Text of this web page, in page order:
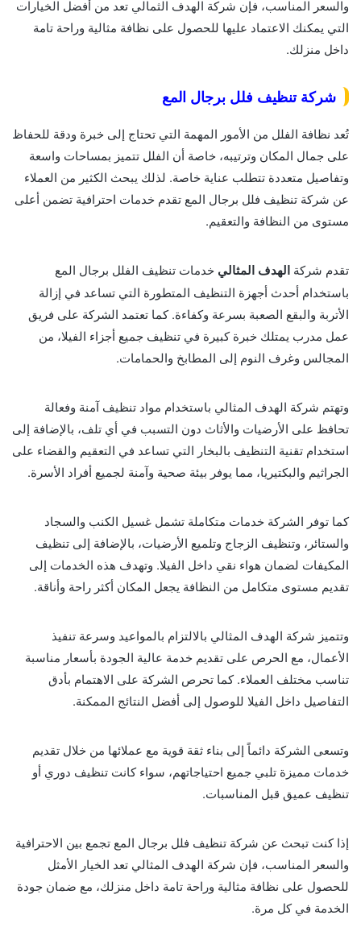
والسعر المناسب، فإن شركة الهدف الثمالي تعد من أفضل الخيارات
التي يمكنك الاعتماد عليها للحصول على نظافة مثالية وراحة تامة
داخل منزلك.
شركة تنظيف فلل برجال المع
تُعد نظافة الفلل من الأمور المهمة التي تحتاج إلى خبرة ودقة للحفاظ
على جمال المكان وترتيبه، خاصة أن الفلل تتميز بمساحات واسعة
وتفاصيل متعددة تتطلب عناية خاصة. لذلك يبحث الكثير من العملاء
عن شركة تنظيف فلل برجال المع تقدم خدمات احترافية تضمن أعلى
مستوى من النظافة والتعقيم.
تقدم شركة الهدف المثالي خدمات تنظيف الفلل برجال المع
باستخدام أحدث أجهزة التنظيف المتطورة التي تساعد في إزالة
الأتربة والبقع الصعبة بسرعة وكفاءة. كما تعتمد الشركة على فريق
عمل مدرب يمتلك خبرة كبيرة في تنظيف جميع أجزاء الفيلا، من
المجالس وغرف النوم إلى المطابخ والحمامات.
وتهتم شركة الهدف المثالي باستخدام مواد تنظيف آمنة وفعالة
تحافظ على الأرضيات والأثاث دون التسبب في أي تلف، بالإضافة إلى
استخدام تقنية التنظيف بالبخار التي تساعد في التعقيم والقضاء على
الجراثيم والبكتيريا، مما يوفر بيئة صحية وآمنة لجميع أفراد الأسرة.
كما توفر الشركة خدمات متكاملة تشمل غسيل الكنب والسجاد
والستائر، وتنظيف الزجاج وتلميع الأرضيات، بالإضافة إلى تنظيف
المكيفات لضمان هواء نقي داخل الفيلا. وتهدف هذه الخدمات إلى
تقديم مستوى متكامل من النظافة يجعل المكان أكثر راحة وأناقة.
وتتميز شركة الهدف المثالي بالالتزام بالمواعيد وسرعة تنفيذ
الأعمال، مع الحرص على تقديم خدمة عالية الجودة بأسعار مناسبة
تناسب مختلف العملاء. كما تحرص الشركة على الاهتمام بأدق
التفاصيل داخل الفيلا للوصول إلى أفضل النتائج الممكنة.
وتسعى الشركة دائماً إلى بناء ثقة قوية مع عملائها من خلال تقديم
خدمات مميزة تلبي جميع احتياجاتهم، سواء كانت تنظيف دوري أو
تنظيف عميق قبل المناسبات.
إذا كنت تبحث عن شركة تنظيف فلل برجال المع تجمع بين الاحترافية
والسعر المناسب، فإن شركة الهدف المثالي تعد الخيار الأمثل
للحصول على نظافة مثالية وراحة تامة داخل منزلك، مع ضمان جودة
الخدمة في كل مرة.